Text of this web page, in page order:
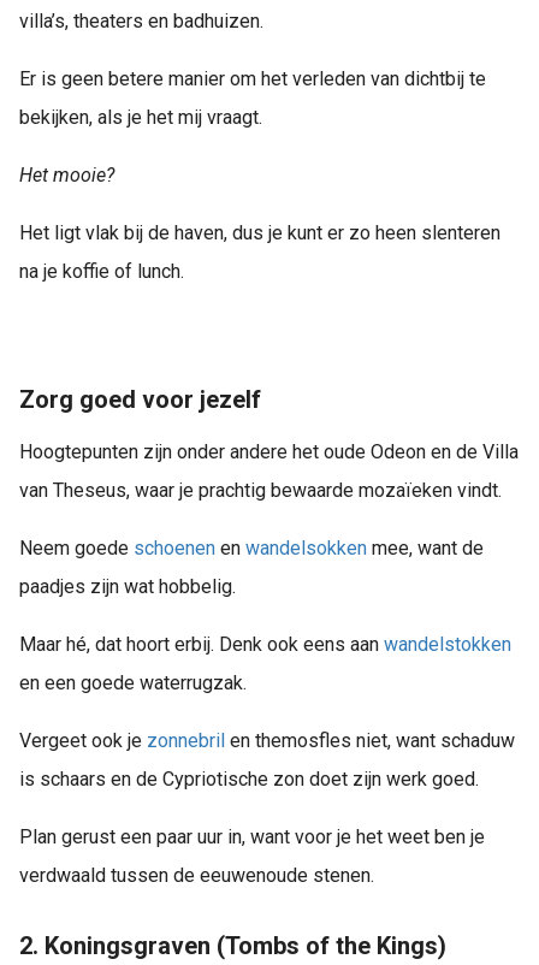
villa’s, theaters en badhuizen.
Er is geen betere manier om het verleden van dichtbij te
bekijken, als je het mij vraagt.
Het mooie?
Het ligt vlak bij de haven, dus je kunt er zo heen slenteren
na je koffie of lunch.
Zorg goed voor jezelf
Hoogtepunten zijn onder andere het oude Odeon en de Villa
van Theseus, waar je prachtig bewaarde mozaïeken vindt.
Neem goede schoenen en wandelsokken mee, want de
paadjes zijn wat hobbelig.
Maar hé, dat hoort erbij. Denk ook eens aan wandelstokken
en een goede waterrugzak.
Vergeet ook je zonnebril en themosfles niet, want schaduw
is schaars en de Cypriotische zon doet zijn werk goed.
Plan gerust een paar uur in, want voor je het weet ben je
verdwaald tussen de eeuwenoude stenen.
2. Koningsgraven (Tombs of the Kings)